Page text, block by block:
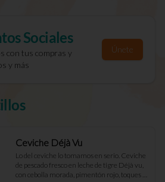
Sociales
con tus compras y
y más
Únete
Ceviche Déjà Vu
Lo del ceviche lo tomamos en serio. Ceviche
de pescado fresco en leche de tigre Déjà vu,
con cebolla morada, pimentón rojo, toques